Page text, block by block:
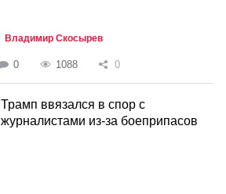
Владимир Скосырев
0 1088 0
Трамп ввязался в спор с
журналистами из-за боеприпасов